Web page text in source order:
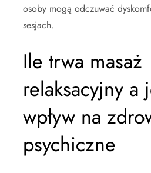
osoby mogą odczuwać
sesjach.
Ile trwa masaż
relaksacyjny a
wpływ na
psychiczne